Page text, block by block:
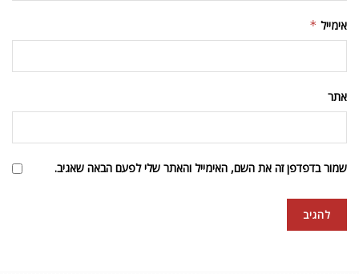
אימייל *
אתר
שמור בדפדפן זה את השם, האימייל והאתר שלי לפעם הבאה שאגיב.